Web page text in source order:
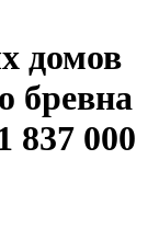
домов
бревна
837 000